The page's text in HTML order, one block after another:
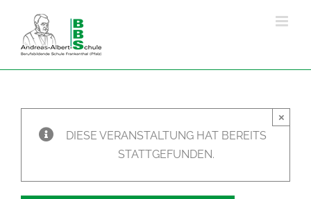
springen
DIESE VERANSTALTUNG HAT BEREITS
STATTGEFUNDEN.
×